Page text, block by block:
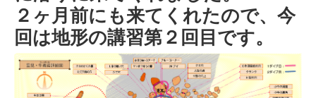
２ヶ月前にも来てくれたので、今
回は地形の講習第２回目です。